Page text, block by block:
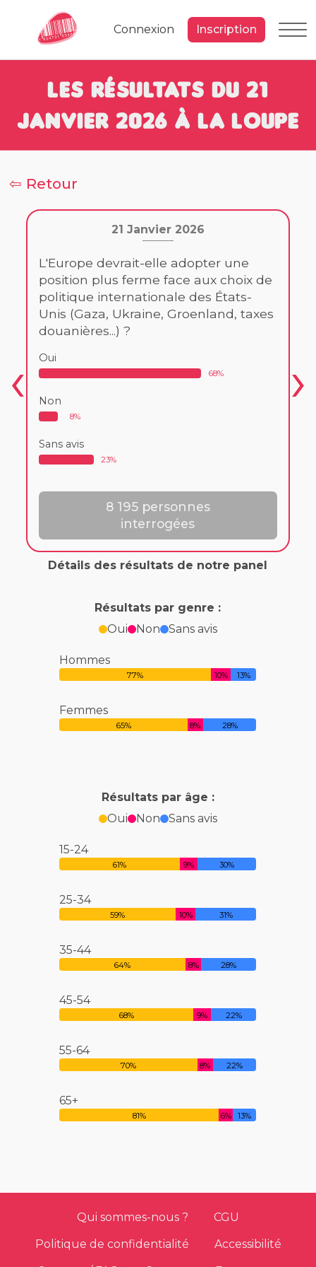
Connexion Inscription
Les résultats du 21
Janvier 2026 à la loupe
⇦ Retour
21 Janvier 2026
L'Europe devrait-elle adopter une
position plus ferme face aux choix de
politique internationale des États-
Unis (Gaza, Ukraine, Groenland, taxes
douanières...) ?
Oui
68%
Non
8%
Sans avis
23%
8 195 personnes
interrogées
Détails des résultats de notre panel
Résultats par genre :
Oui
Non Sans avis
Hommes
77% 10% 13%
Femmes
65% 8% 28%
Résultats par âge :
Oui
Non Sans avis
15-24
61% 9% 30%
25-34
59% 10% 31%
35-44
64% 8% 28%
45-54
68% 9% 22%
55-64
70% 8% 22%
65+
81% 6% 13%
Qui sommes-nous ?
CGU
Politique de confidentialité
Accessibilité